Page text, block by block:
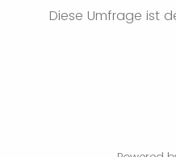
Diese Umfrage ist